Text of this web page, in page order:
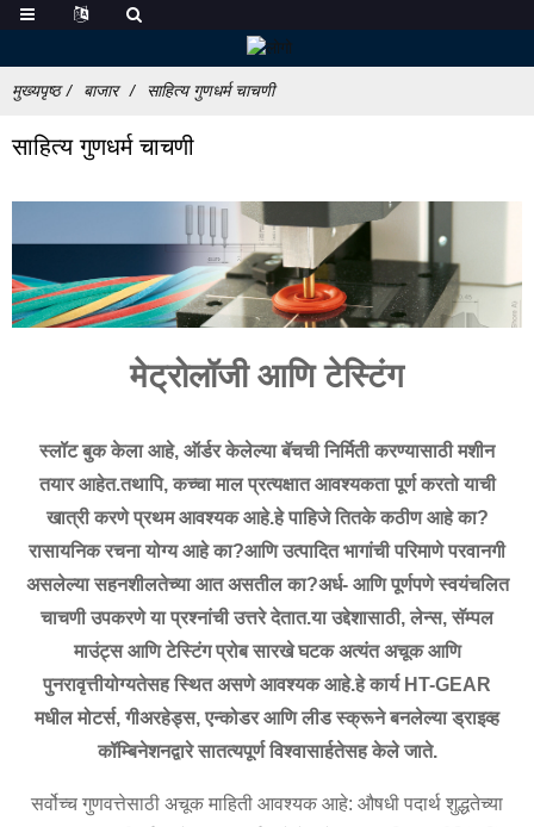
मुख्यपृष्ठ बाजार साहित्य गुणधर्म चाचणी
साहित्य गुणधर्म चाचणी
मेट्रोलॉजी आणि टेस्टिंग
स्लॉट बुक केला आहे, ऑर्डर केलेल्या बॅचची निर्मिती करण्यासाठी मशीन
तयार आहेत.तथापि, कच्चा माल प्रत्यक्षात आवश्यकता पूर्ण करतो याची
खात्री करणे प्रथम आवश्यक आहे.हे पाहिजे तितके कठीण आहे का?
रासायनिक रचना योग्य आहे का?आणि उत्पादित भागांची परिमाणे परवानगी
असलेल्या सहनशीलतेच्या आत असतील का?अर्ध- आणि पूर्णपणे स्वयंचलित
चाचणी उपकरणे या प्रश्नांची उत्तरे देतात.या उद्देशासाठी, लेन्स, सॅम्पल
माउंट्स आणि टेस्टिंग प्रोब सारखे घटक अत्यंत अचूक आणि
पुनरावृत्तीयोग्यतेसह स्थित असणे आवश्यक आहे.हे कार्य HT-GEAR
मधील मोटर्स, गीअरहेड्स, एन्कोडर आणि लीड स्क्रूने बनलेल्या ड्राइव्ह
कॉम्बिनेशनद्वारे सातत्यपूर्ण विश्वासार्हतेसह केले जाते.
सर्वोच्च गुणवत्तेसाठी अचूक माहिती आवश्यक आहे: औषधी पदार्थ शुद्धतेच्या